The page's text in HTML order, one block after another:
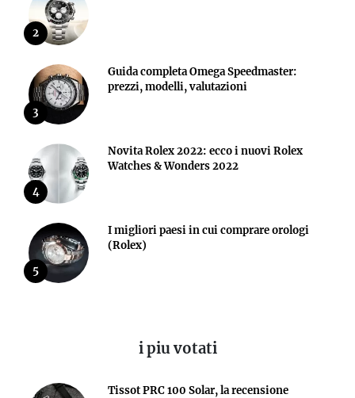
2
3
Guida completa Omega Speedmaster:
prezzi, modelli, valutazioni
4
Novita Rolex 2022: ecco i nuovi Rolex
Watches & Wonders 2022
5
I migliori paesi in cui comprare orologi
(Rolex)
i piu votati
Tissot PRC 100 Solar, la recensione